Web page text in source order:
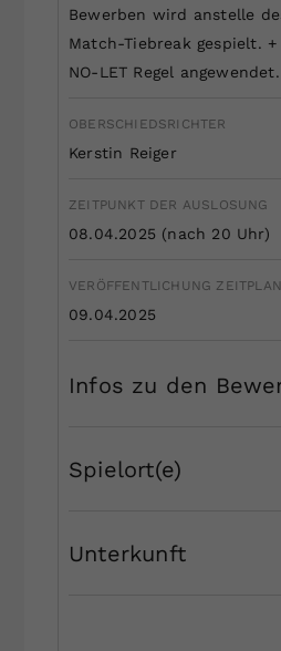
Bewerben wird anstelle
Match-Tiebreak gespielt.
NO-LET Regel angewendet.
OBERSCHIEDSRICHTER
Kerstin Reiger
ZEITPUNKT DER AUSLOSUNG
08.04.2025 (nach 20 Uhr)
VERÖFFENTLICHUNG ZEITPLAN
09.04.2025
Infos zu den
Spielort(e)
Unterkunft